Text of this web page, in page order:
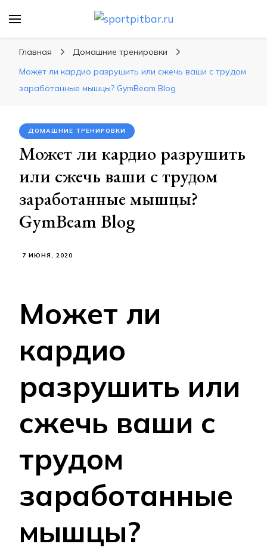
спортивных упражнения, правильные
диеты, программы тренировок
Главная
Домашние тренировки
Может ли кардио разрушить или сжечь ваши с трудом
заработанные мышцы? GymBeam Blog
ДОМАШНИЕ ТРЕНИРОВКИ
Может ли кардио разрушить
или сжечь ваши с трудом
заработанные мышцы?
GymBeam Blog
7 ИЮНЯ, 2020
Может ли
кардио
разрушить или
сжечь ваши с
трудом
заработанные
мышцы?